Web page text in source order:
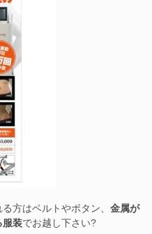
方はベルトやボタン、 金属が
服装でお越し下さい?